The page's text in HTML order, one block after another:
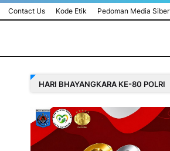
Contact Us Kode Etik Pedoman Media Siber
HARI BHAYANGKARA KE-80 POLRI